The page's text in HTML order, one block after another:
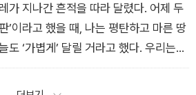
가 지나간 흔적을 따라 달렸다. 어제 두
’이라고 했을 때, 나는 평탄하고 마른 땅
도 ‘가볍게’ 달릴 거라고 했다. 우리는
지그재그로 가로질렀다. 이슬을 잔뜩 머
다. “가벼운 건… 아닌 것… 같은데….” 나